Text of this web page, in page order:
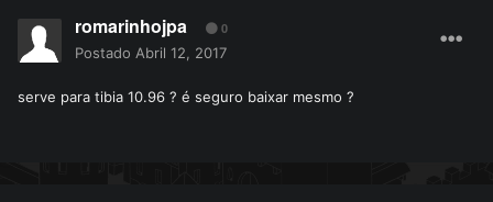
romarinhojpa 0
Postado Abril 12, 2017
serve para tibia 10.96 ? é seguro baixar mesmo ?